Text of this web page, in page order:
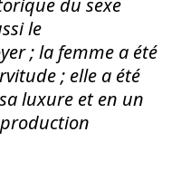
du sexe
le
; la femme a été
; elle a été
luxure et en un